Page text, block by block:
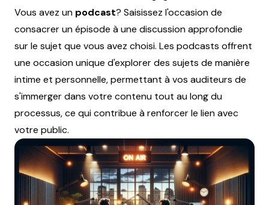
Vous avez un podcast? Saisissez l'occasion de
consacrer un épisode à une discussion approfondie
sur le sujet que vous avez choisi. Les podcasts offrent
une occasion unique d'explorer des sujets de manière
intime et personnelle, permettant à vos auditeurs de
s'immerger dans votre contenu tout au long du
processus, ce qui contribue à renforcer le lien avec
votre public.